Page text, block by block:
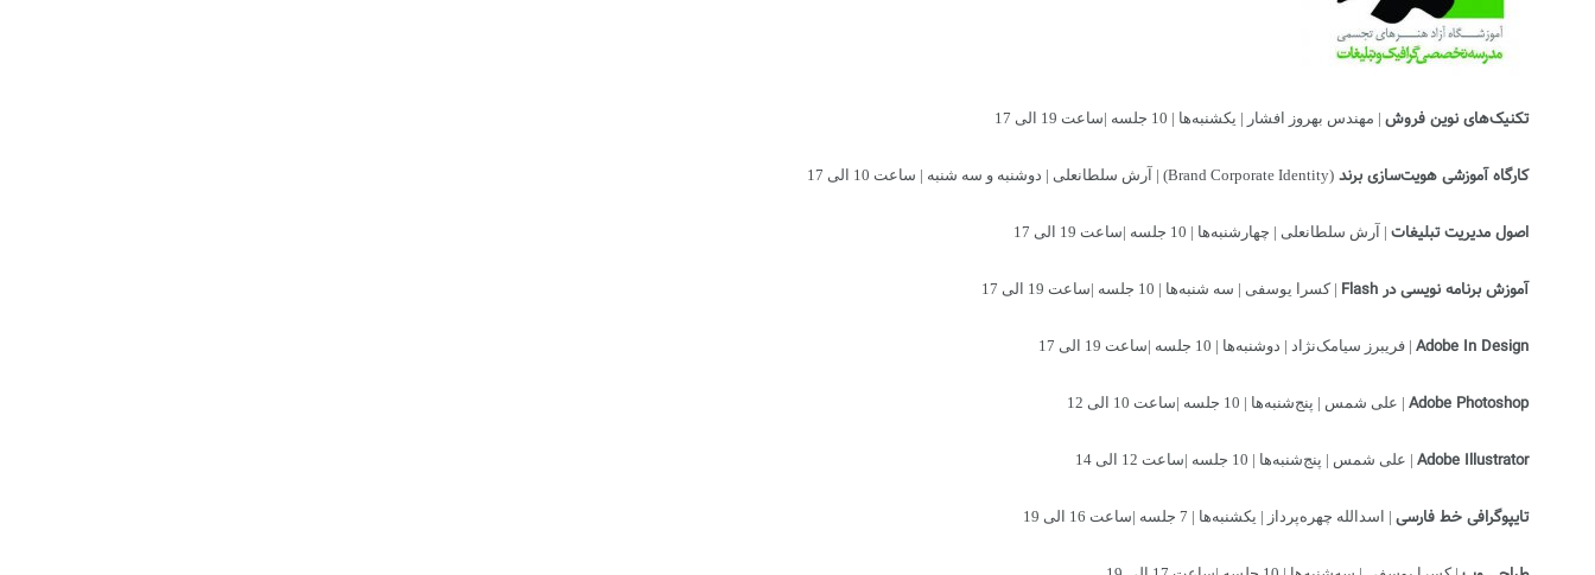
تکنیک‌های نوین فروش | مهندس بهروز افشار | یکشنبه‌ها | 10 جلسه |ساعت 19 الی 17
کارگاه آموزشی هویت‌سازی برند (Brand Corporate Identity) | آرش سلطانعلی | دوشنبه و سه شنبه | ساعت 10 الی 17
اصول مدیریت تبلیغات | آرش سلطانعلی | چهارشنبه‌ها | 10 جلسه |ساعت 19 الی 17
آموزش برنامه نویسی در Flash | کسرا یوسفی | سه شنبه‌ها | 10 جلسه |ساعت 19 الی 17
Adobe In Design | فریبرز سیامک‌نژاد | دوشنبه‌ها | 10 جلسه |ساعت 19 الی 17
Adobe Photoshop | علی شمس | پنج‌شنبه‌ها | 10 جلسه |ساعت 10 الی 12
Adobe Illustrator | علی شمس | پنج‌شنبه‌ها | 10 جلسه |ساعت 12 الی 14
تایپوگرافی خط فارسی | اسدالله چهره‌پرداز | یکشنبه‌ها | 7 جلسه |ساعت 16 الی 19